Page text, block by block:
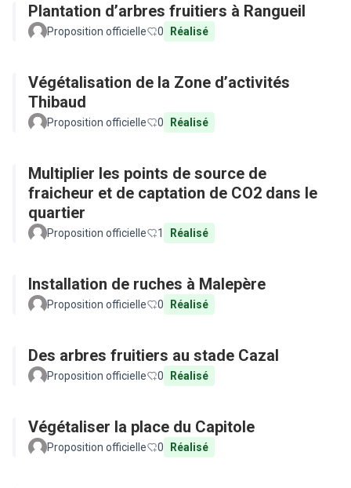
Plantation d’arbres fruitiers à Rangueil
Proposition officielle 0 Réalisé
Végétalisation de la Zone d’activités
Thibaud
Proposition officielle 0 Réalisé
Multiplier les points de source de
fraicheur et de captation de CO2 dans le
quartier
Proposition officielle 1 Réalisé
Installation de ruches à Malepère
Proposition officielle 0 Réalisé
Des arbres fruitiers au stade Cazal
Proposition officielle 0 Réalisé
Végétaliser la place du Capitole
Proposition officielle 0 Réalisé